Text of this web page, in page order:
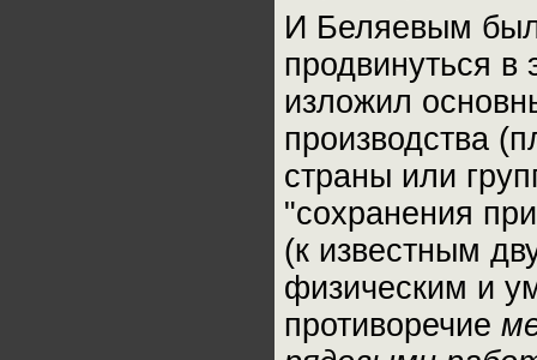
И Беляевым
продвинуться в
изложил
производства
страны или
"сохранения
(к известным
физическим и
противоречие